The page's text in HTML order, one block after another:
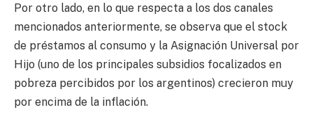
Por otro lado, en lo que respecta a los dos canales
mencionados anteriormente, se observa que el stock
de préstamos al consumo y la Asignación Universal por
Hijo (uno de los principales subsidios focalizados en
pobreza percibidos por los argentinos) crecieron muy
por encima de la inflación.